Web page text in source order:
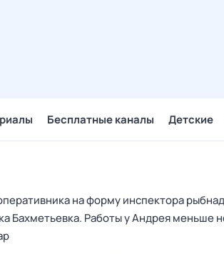
Бесплатные каналы Детские
на форму инспектора
Бахметьевка. Работы у Андрея меньше